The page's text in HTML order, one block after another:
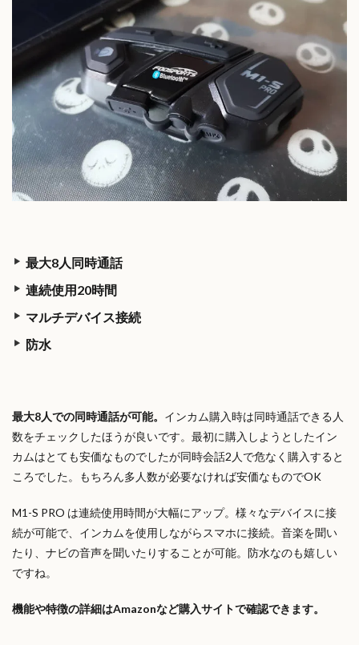
最大8人同時通話
連続使用20時間
マルチデバイス接続
防水
最大8人での同時通話が可能。 インカム購入時は同時通話できる人
数をチェックしたほうが良いです。最初に購入しようとしたイン
カムはとても安価なものでしたが同時会話2人で危なく購入すると
ころでした。もちろん多人数が必要なければ安価なものでOK
M1-S PRO は連続使用時間が大幅にアップ。様々なデバイスに接
続が可能で、インカムを使用しながらスマホに接続。音楽を聞い
たり、ナビの音声を聞いたりすることが可能。防水なのも嬉しい
ですね。
機能や特徴の詳細はAmazonなど購入サイトで確認できます。